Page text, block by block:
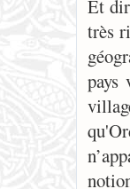
Et
très
pays